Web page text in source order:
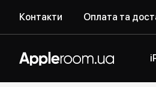
Контакти Оплата та